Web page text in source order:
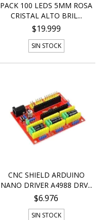
PACK 100 LEDS 5MM ROSA
CRISTAL ALTO BRIL...
$19.999
SIN STOCK
CNC SHIELD ARDUINO
NANO DRIVER A4988 DRV...
$6.976
SIN STOCK